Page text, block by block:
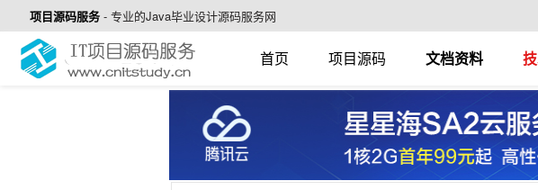
项目源码服务 - 专业的Java毕业设计源码服务网
首页 项目源码 文档资料